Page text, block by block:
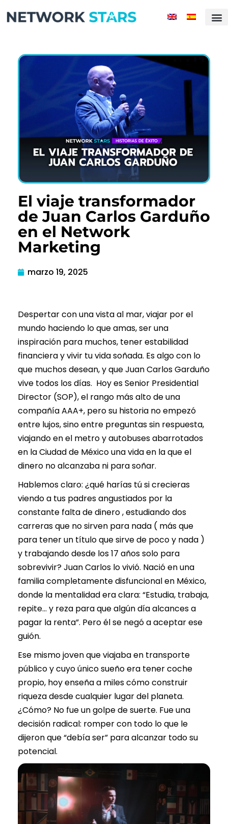
El viaje transformador
de Juan Carlos Garduño
en el Network
Marketing
marzo 19, 2025
Despertar con una vista al mar, viajar por el
mundo haciendo lo que amas, ser una
inspiración para muchos, tener estabilidad
financiera y vivir tu vida soñada. Es algo con lo
que muchos desean, y que Juan Carlos Garduño
vive todos los días. Hoy es Senior Presidential
Director (SOP), el rango más alto de una
compañía AAA+, pero su historia no empezó
entre lujos, sino entre preguntas sin respuesta,
viajando en el metro y autobuses abarrotados
en la Ciudad de México una vida en la que el
dinero no alcanzaba ni para soñar.
Hablemos claro: ¿qué harías tú si crecieras
viendo a tus padres angustiados por la
constante falta de dinero , estudiando dos
carreras que no sirven para nada ( más que
para tener un título que sirve de poco y nada )
y trabajando desde los 17 años solo para
sobrevivir? Juan Carlos lo vivió. Nació en una
familia completamente disfuncional en México,
donde la mentalidad era clara: “Estudia, trabaja,
repite… y reza para que algún día alcances a
pagar la renta”. Pero él se negó a aceptar ese
guión.
Ese mismo joven que viajaba en transporte
público y cuyo único sueño era tener coche
propio, hoy enseña a miles cómo construir
riqueza desde cualquier lugar del planeta.
¿Cómo? No fue un golpe de suerte. Fue una
decisión radical: romper con todo lo que le
dijeron que “debía ser” para alcanzar todo su
potencial.